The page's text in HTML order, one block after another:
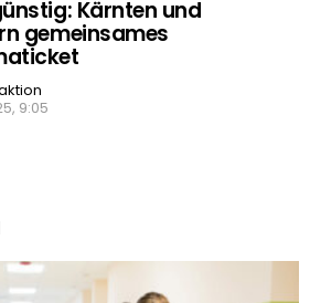
Kärnten und
gemeinsames
9:05